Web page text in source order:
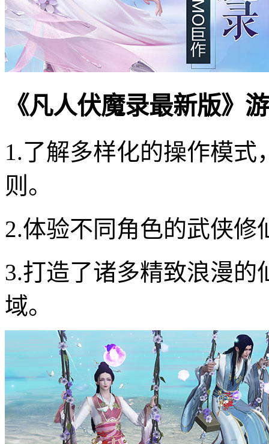
《凡人伏魔录最新版》
1.了解多样化的操作模
则。
2.体验不同角色的武侠修
3.打造了诸多精致浪漫
域。